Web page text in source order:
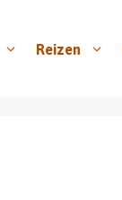
Reizen